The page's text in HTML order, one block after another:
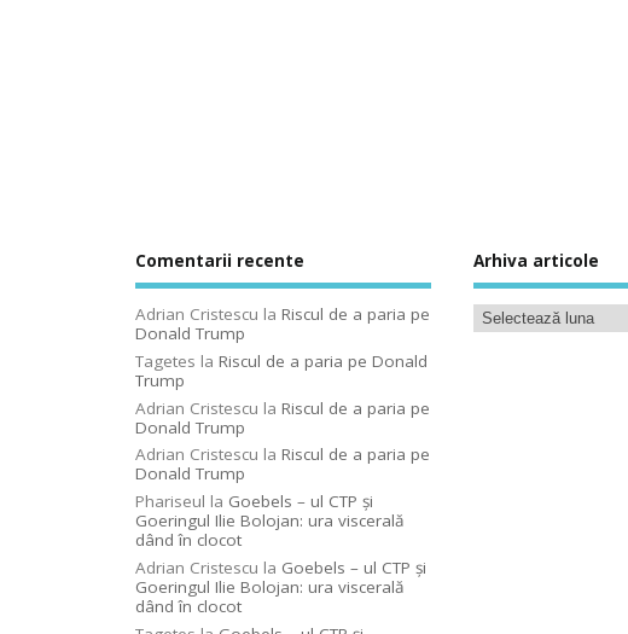
Comentarii recente
Adrian Cristescu la Riscul de a paria pe
Donald Trump
Tagetes la Riscul de a paria pe Donald
Trump
Adrian Cristescu la Riscul de a paria pe
Donald Trump
Adrian Cristescu la Riscul de a paria pe
Donald Trump
Phariseul la Goebels – ul CTP şi
Goeringul Ilie Bolojan: ura viscerală
dând în clocot
Adrian Cristescu la Goebels – ul CTP şi
Goeringul Ilie Bolojan: ura viscerală
dând în clocot
Arhiva articole